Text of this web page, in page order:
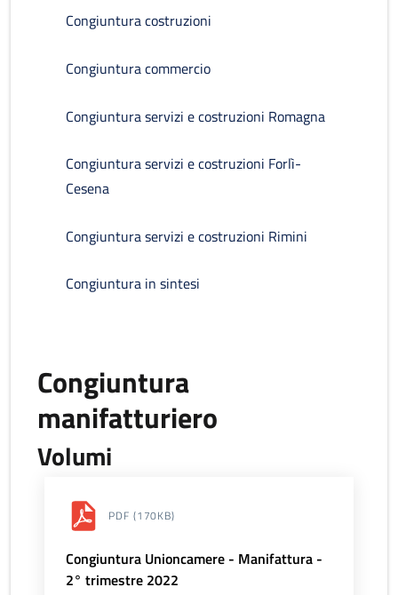
Congiuntura costruzioni
Congiuntura commercio
Congiuntura servizi e costruzioni Romagna
Congiuntura servizi e costruzioni Forlì-
Cesena
Congiuntura servizi e costruzioni Rimini
Congiuntura in sintesi
Congiuntura
manifatturiero
Volumi
PDF (170KB)
Congiuntura Unioncamere - Manifattura -
2° trimestre 2022